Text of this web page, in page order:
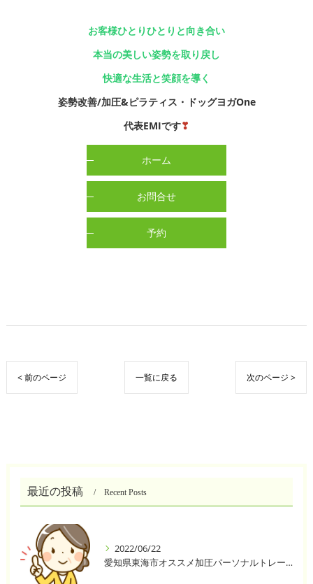
お客様ひとりひとりと向き合い
本当の美しい姿勢を取り戻し
快適な生活と笑顔を導く
姿勢改善/加圧&ピラティス・ドッグヨガOne
代表EMIです❣
ホーム
お問合せ
予約
< 前のページ 一覧に戻る 次のページ >
最近の投稿 Recent Posts
2022/06/22
愛知県東海市オススメ加圧パーソナルトレーニングジム One❣️